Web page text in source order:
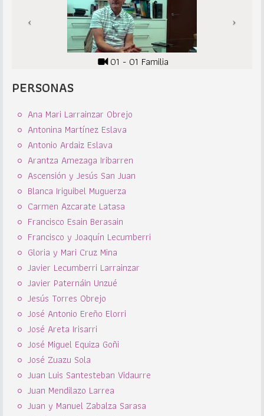
01 - 01 Familia
PERSONAS
Ana Mari Larrainzar Obrejo
Antonina Martínez Eslava
Antonio Ardaiz Eslava
Arantza Amezaga Iribarren
Ascensión y Jesús San Juan
Blanca Iriguibel Muguerza
Carmen Azcarate Latasa
Francisco Esain Berasain
Francisco y Joaquín Lecumberri
Gloria y Mari Cruz Mina
Javier Lecumberri Larrainzar
Javier Paternáin Unzué
Jesús Torres Obrejo
José Antonio Ereño Elorri
José Areta Irisarri
José Miguel Equiza Goñi
José Zuazu Sola
Juan Luis Santesteban Vidaurre
Juan Mendilazo Larrea
Juan y Manuel Zabalza Sarasa